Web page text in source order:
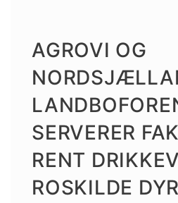
AGROVI OG
SERVERER
RENT
ROSKILDE